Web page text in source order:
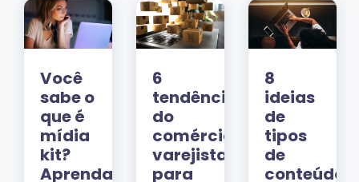
Você
sabe o
que é
mídia
kit?
Aprenda
6
tendências
do
comércio
varejista
para
8
ideias
de
tipos
de
conteúdo